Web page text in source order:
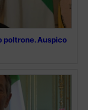
poltrone. Auspico